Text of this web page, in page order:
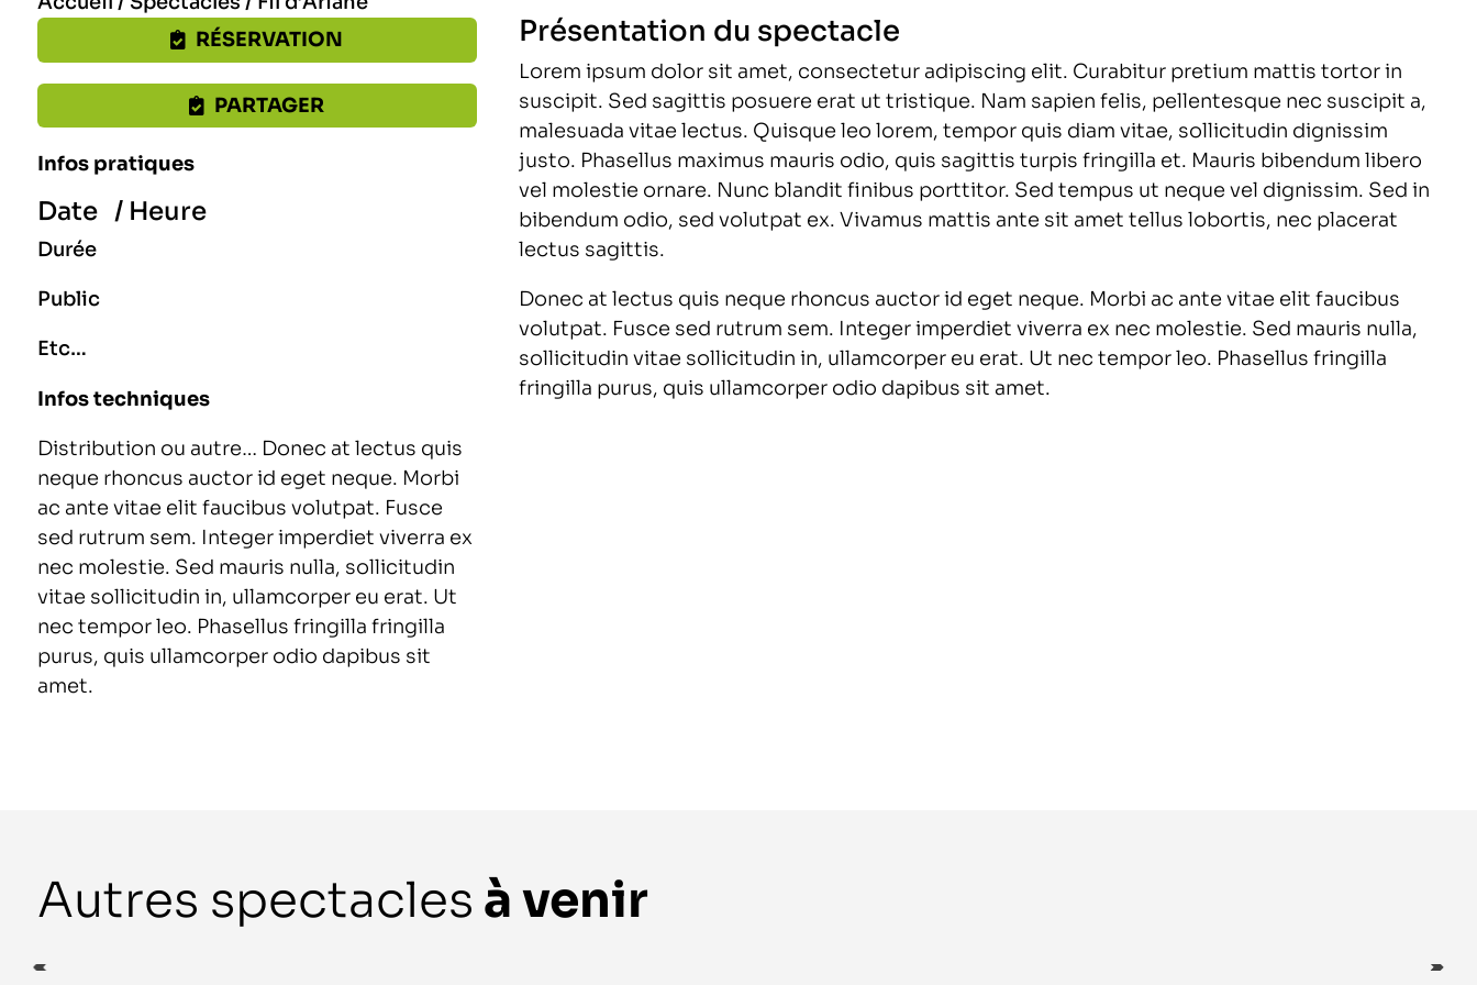
RÉSERVATION
PARTAGER
Infos pratiques
Date / Heure
Durée
Public
Etc…
Infos techniques
Distribution ou autre… Donec at lectus quis
neque rhoncus auctor id eget neque. Morbi
ac ante vitae elit faucibus volutpat. Fusce
sed rutrum sem. Integer imperdiet viverra ex
nec molestie. Sed mauris nulla, sollicitudin
vitae sollicitudin in, ullamcorper eu erat. Ut
nec tempor leo. Phasellus fringilla fringilla
purus, quis ullamcorper odio dapibus sit
amet.
Présentation du spectacle
Lorem ipsum dolor sit amet, consectetur adipiscing elit. Curabitur pretium mattis tortor in
suscipit. Sed sagittis posuere erat ut tristique. Nam sapien felis, pellentesque nec suscipit a,
malesuada vitae lectus. Quisque leo lorem, tempor quis diam vitae, sollicitudin dignissim
justo. Phasellus maximus mauris odio, quis sagittis turpis fringilla et. Mauris bibendum libero
vel molestie ornare. Nunc blandit finibus porttitor. Sed tempus ut neque vel dignissim. Sed in
bibendum odio, sed volutpat ex. Vivamus mattis ante sit amet tellus lobortis, nec placerat
lectus sagittis.
Donec at lectus quis neque rhoncus auctor id eget neque. Morbi ac ante vitae elit faucibus
volutpat. Fusce sed rutrum sem. Integer imperdiet viverra ex nec molestie. Sed mauris nulla,
sollicitudin vitae sollicitudin in, ullamcorper eu erat. Ut nec tempor leo. Phasellus fringilla
fringilla purus, quis ullamcorper odio dapibus sit amet.
Autres spectacles à venir